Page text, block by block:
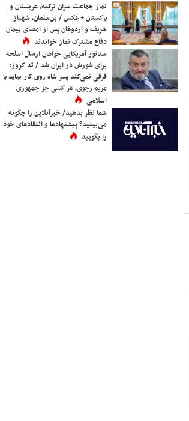
نماز جماعت سران ترکیه، عربستان و
پاکستان + عکس / بن‌سلمان، شهباز
شریف و اردوغان پس از امضای پیمان
دفاع مشترک نماز خواندند
سناتور آمریکایی خواهان ارسال اسلحه
برای شورش در ایران شد / تد کروز:
فرقی نمی‌کند پسر شاه روی کار بیاید یا
مریم رجوی، هر کسی جز جمهوری
اسلامی
شما نظر بدهید/ خبرآنلاین را چگونه
می‌بینید؟ پیشنهادها و انتقادهای خود
را بگویید